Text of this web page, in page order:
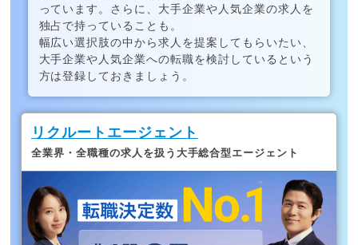
っています。さらに、大手企業や人気企業の求人を
独占で持っていることも。
幅広い選択肢の中から求人を提案してもらいたい、
大手企業や人気企業への転職を検討しているという
方は登録しておきましょう。
リクルートエージェント
全業界・全職種の求人を扱う大手総合型エージェント